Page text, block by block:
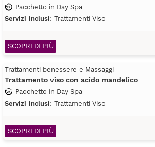
Pacchetto in Day Spa
Servizi inclusi: Trattamenti Viso
SCOPRI DI PIÙ
Trattamenti benessere e Massaggi
Trattamento viso con acido mandelico
Pacchetto in Day Spa
Servizi inclusi: Trattamenti Viso
SCOPRI DI PIÙ